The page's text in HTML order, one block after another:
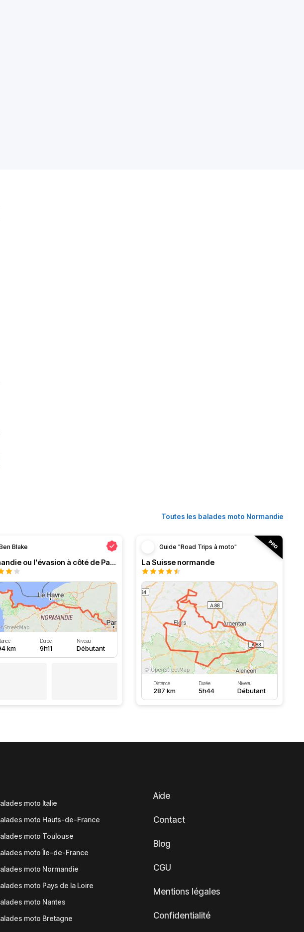
Toutes les balades moto Normandie
Blake
Normandie ou l'évasion à côté de Paris
km
Durée
9h11
Niveau
Débutant
Guide "Road Trips à moto"
La Suisse normande
Distance
287 km
Durée
5h44
Niveau
Débutant
moto Italie
moto Hauts-de-France
moto Toulouse
moto Île-de-France
moto Normandie
moto Pays de la Loire
moto Nantes
moto Bretagne
Aide
Contact
Blog
CGU
Mentions légales
Confidentialité